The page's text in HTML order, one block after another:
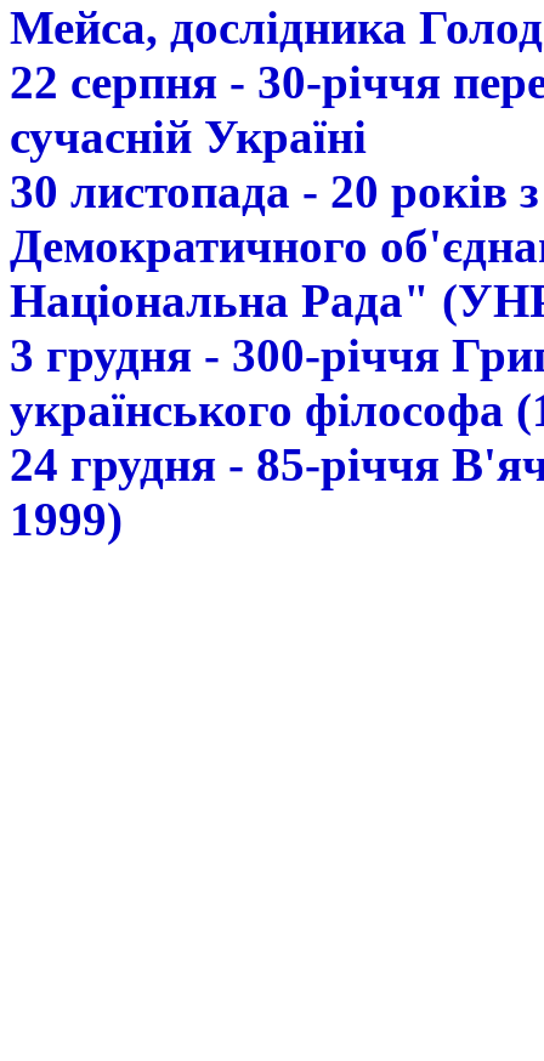
Мейса, дослідника
22 серпня - 30-річчя
сучасній Україні
30 листопада - 20 років
Демократичного
Національна Рада"
3 грудня - 300-річчя
українського філософа
24 грудня - 85-річчя
1999)